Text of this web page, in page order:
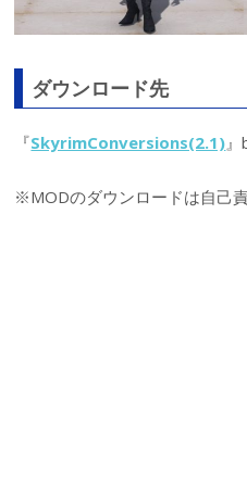
ダウンロード先
『SkyrimConversions(2.1)
※MODのダウンロードは自己